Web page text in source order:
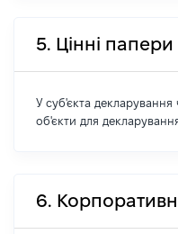
5. Цінні папери
У суб'єкта декларування
об'єкти для
6.